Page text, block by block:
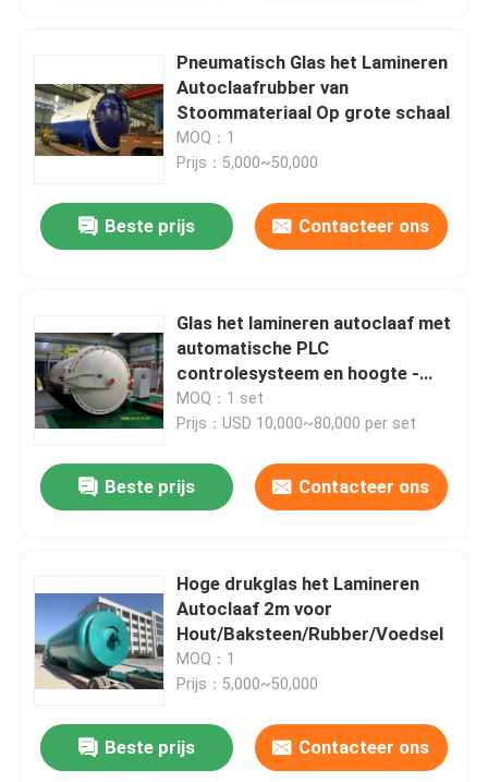
Pneumatisch Glas het Lamineren
Autoclaafrubber van
Stoommateriaal Op grote schaal
MOQ：1
Prijs：5,000~50,000
Beste prijs Contacteer ons
Glas het lamineren autoclaaf met
automatische PLC
controlesysteem en hoogte -
kwaliteit
MOQ：1 set
Prijs：USD 10,000~80,000 per set
Beste prijs Contacteer ons
Hoge drukglas het Lamineren
Autoclaaf 2m voor
Hout/Baksteen/Rubber/Voedsel
MOQ：1
Prijs：5,000~50,000
Beste prijs Contacteer ons